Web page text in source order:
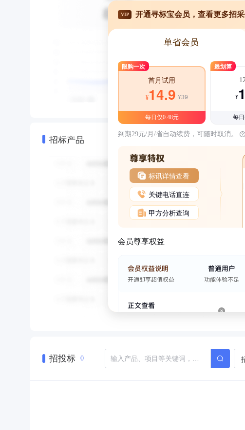
招标产品
VIP 开通寻标宝会员，查看更多招
单省会员
限购一次
首月试用
¥14.9 ¥39
每日仅0.48元
最划算
¥
每
到期29元/月/省自动续费，可随时取消。
标讯详情查看
关键电话直连
甲方分析查询
会员尊享权益
招投标 0